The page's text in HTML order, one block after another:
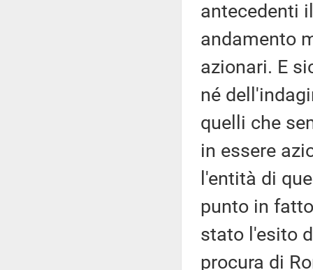
antecedenti
andamento
azionari. E
né
quelli che
in essere
l'entità di
punto in
stato l'esito
procura di